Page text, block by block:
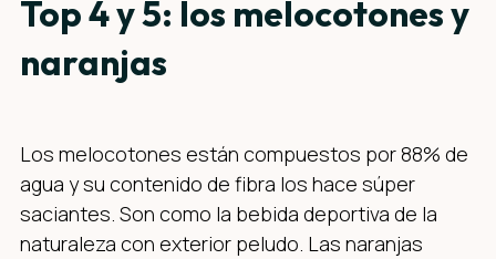
Top 4 y 5: los melocotones y
naranjas
Los melocotones están compuestos por 88% de
agua y su contenido de fibra los hace súper
saciantes. Son como la bebida deportiva de la
naturaleza con exterior peludo. Las naranjas